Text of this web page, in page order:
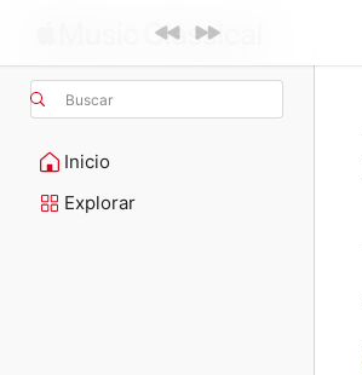
Buscar
Inicio
Explorar